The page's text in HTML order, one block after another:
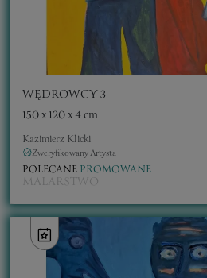
WĘDROWCY 3
150 x 120 x 4 cm
Kazimierz Klicki
Zweryfikowany Artysta
POLECANE PROMOWANE
MALARSTWO